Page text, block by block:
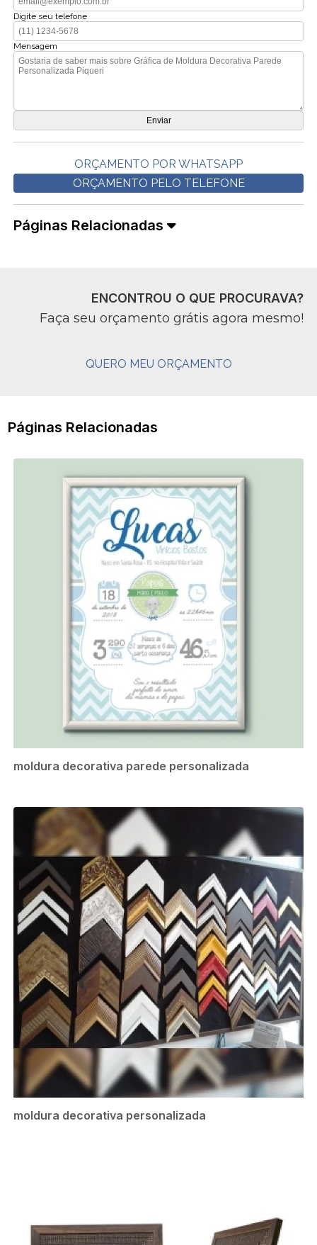
Digite seu telefone
Mensagem
ORÇAMENTO POR WHATSAPP
ORÇAMENTO PELO TELEFONE
Páginas Relacionadas
ENCONTROU O QUE PROCURAVA?
Faça seu orçamento grátis agora mesmo!
QUERO MEU ORÇAMENTO
Páginas Relacionadas
moldura decorativa parede personalizada
moldura decorativa personalizada